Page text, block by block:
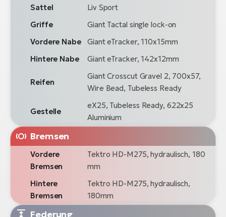
Sattel
Liv Sport
Griffe
Giant Tactal single lock-on
Vordere Nabe
Giant eTracker, 110x15mm
Hintere Nabe
Giant eTracker, 142x12mm
Reifen
Giant Crosscut Gravel 2, 700x57,
Wire Bead, Tubeless Ready
Gestelle
eX25, Tubeless Ready, 622x25
Aluminium
Bremsen
Vordere
Bremsen
Tektro HD-M275, hydraulisch, 180
mm
Hintere
Bremsen
Tektro HD-M275, hydraulisch,
180mm
Federung